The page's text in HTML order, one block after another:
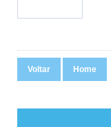
Voltar Home